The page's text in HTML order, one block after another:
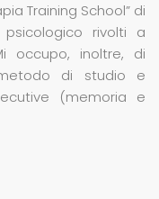
Training School” di
rivolti a
occupo, inoltre, di
metodo di studio e
(memoria e